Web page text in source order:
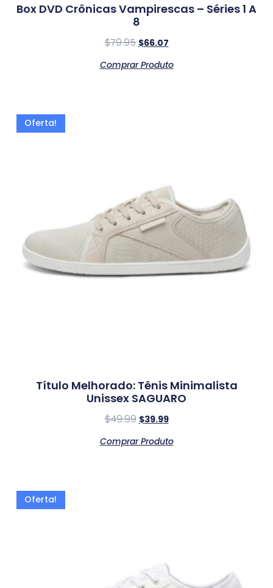
Box DVD Crônicas Vampirescas – Séries 1 A
8
$79.95 $66.07
Comprar Produto
Oferta!
Título Melhorado: Tênis Minimalista
Unissex SAGUARO
$49.99 $39.99
Comprar Produto
Oferta!